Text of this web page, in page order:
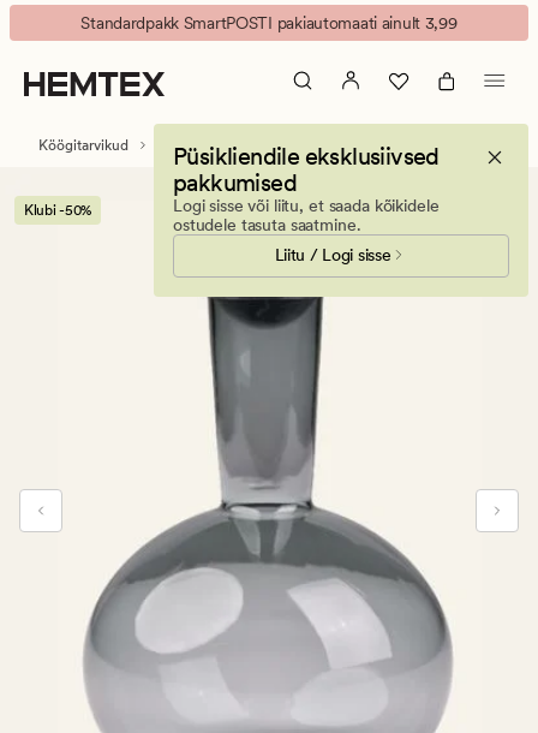
Marble
Ball
karahvin
hall
Animated
banner.
Press
ESCAPE
Standardpakk SmartPOSTI pakiautomaati ainult 3,99
Püsikliendile eksklusiivsed
pakkumised
Logi sisse või liitu, et saada kõikidele
ostudele tasuta saatmine.
Liitu / Logi sisse
Köögitarvikud Veepudelid ja karahvinid
Klubi -50%